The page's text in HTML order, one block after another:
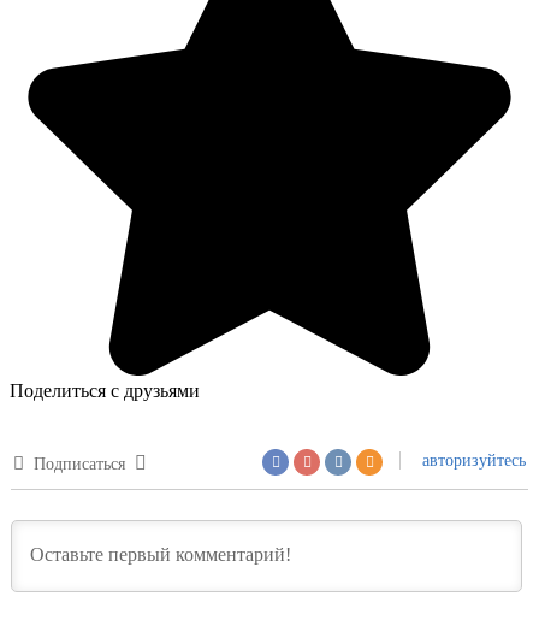
Поделиться с друзьями
Подписаться авторизуйтесь